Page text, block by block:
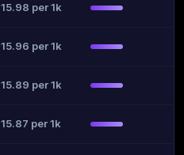
15.98 per 1k
15.96 per 1k
15.89 per 1k
15.87 per 1k